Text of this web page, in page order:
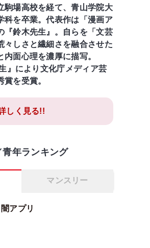
駒場高校を経て、青山学院大
科を卒業。代表作は「漫画ア
『鈴木先生』。自らを「文芸
々しさと繊細さを融合させた
面心理を濃厚に描写。
』により文化庁メディア芸
を受賞。
しく見る!!
青年ランキング
マンスリー
闇アプリ